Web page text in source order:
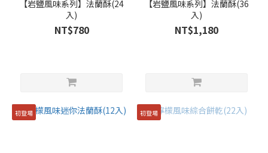
【岩鹽風味系列】法蘭酥(24
入)
NT$780
【岩鹽風味系列】法蘭酥(36
入)
NT$1,180
初登場 初登場